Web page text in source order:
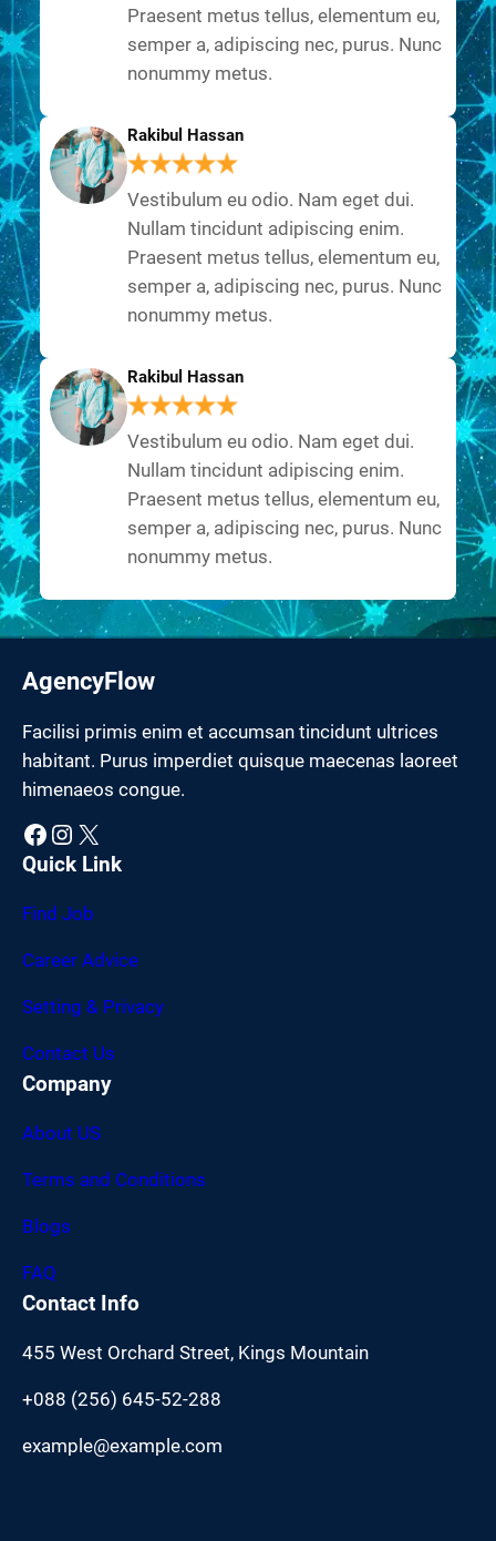
Praesent metus tellus, elementum eu,
semper a, adipiscing nec, purus. Nunc
nonummy metus.
Rakibul Hassan
Vestibulum eu odio. Nam eget dui.
Nullam tincidunt adipiscing enim.
Praesent metus tellus, elementum eu,
semper a, adipiscing nec, purus. Nunc
nonummy metus.
Rakibul Hassan
Vestibulum eu odio. Nam eget dui.
Nullam tincidunt adipiscing enim.
Praesent metus tellus, elementum eu,
semper a, adipiscing nec, purus. Nunc
nonummy metus.
AgencyFlow
Facilisi primis enim et accumsan tincidunt ultrices
habitant. Purus imperdiet quisque maecenas laoreet
himenaeos congue.
Facebook Instagram X
Quick Link
Find Job
Career Advice
Setting & Privacy
Contact Us
Company
About US
Terms and Conditions
Blogs
FAQ
Contact Info
455 West Orchard Street, Kings Mountain
+088 (256) 645-52-288
example@example.com